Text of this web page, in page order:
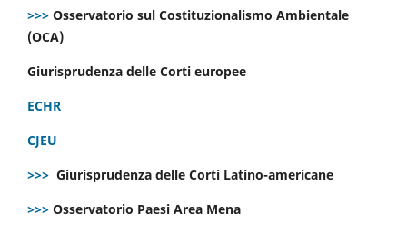
>>> Osservatorio sul Costituzionalismo Ambientale
(OCA)
Giurisprudenza delle Corti europee
ECHR
CJEU
>>> Giurisprudenza delle Corti Latino-americane
>>> Osservatorio Paesi Area Mena